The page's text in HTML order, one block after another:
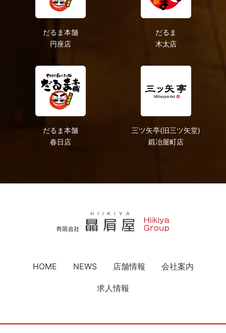
だるま本舗
円座店
だるま
木太店
だるま本舗
春日店
三ツ矢亭(旧三ツ矢堂)
鍛冶屋町店
HOME NEWS 店舗情報 会社案内
求人情報